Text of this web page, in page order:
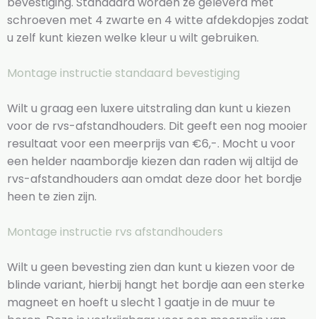
schroeven met 4 zwarte en 4 witte afdekdopjes zodat
u zelf kunt kiezen welke kleur u wilt gebruiken.
Montage instructie standaard bevestiging
Wilt u graag een luxere uitstraling dan kunt u kiezen
voor de rvs-afstandhouders. Dit geeft een nog mooier
resultaat voor een meerprijs van €6,-. Mocht u voor
een helder naambordje kiezen dan raden wij altijd de
rvs-afstandhouders aan omdat deze door het bordje
heen te zien zijn.
Montage instructie rvs afstandhouders
Wilt u geen bevesting zien dan kunt u kiezen voor de
blinde variant, hierbij hangt het bordje aan een sterke
magneet en hoeft u slecht 1 gaatje in de muur te